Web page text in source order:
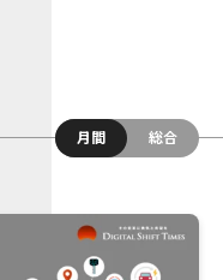
月間
総合